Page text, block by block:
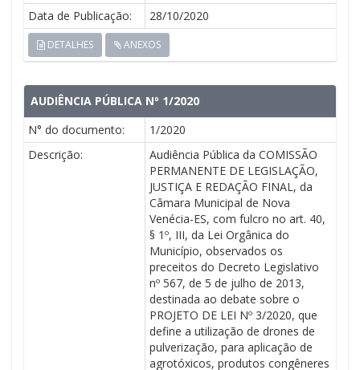
Data de Publicação:
28/10/2020
DETALHES ANEXOS
AUDIÊNCIA PÚBLICA Nº 1/2020
N° do documento:
1/2020
Descrição:
Audiência Pública da COMISSÃO
PERMANENTE DE LEGISLAÇÃO,
JUSTIÇA E REDAÇÃO FINAL, da
Câmara Municipal de Nova
Venécia-ES, com fulcro no art. 40,
§ 1º, III, da Lei Orgânica do
Município, observados os
preceitos do Decreto Legislativo
nº 567, de 5 de julho de 2013,
destinada ao debate sobre o
PROJETO DE LEI Nº 3/2020, que
define a utilização de drones de
pulverização, para aplicação de
agrotóxicos, produtos congêneres